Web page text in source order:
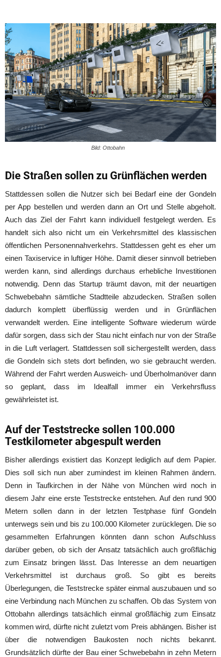
Bild: Ottobahn
Die Straßen sollen zu Grünflächen werden
Stattdessen sollen die Nutzer sich bei Bedarf eine der Gondeln
per App bestellen und werden dann an Ort und Stelle abgeholt.
Auch das Ziel der Fahrt kann individuell festgelegt werden. Es
handelt sich also nicht um ein Verkehrsmittel des klassischen
öffentlichen Personennahverkehrs. Stattdessen geht es eher um
einen Taxiservice in luftiger Höhe. Damit dieser sinnvoll betrieben
werden kann, sind allerdings durchaus erhebliche Investitionen
notwendig. Denn das Startup träumt davon, mit der neuartigen
Schwebebahn sämtliche Stadtteile abzudecken. Straßen sollen
dadurch komplett überflüssig werden und in Grünflächen
verwandelt werden. Eine intelligente Software wiederum würde
dafür sorgen, dass sich der Stau nicht einfach nur von der Straße
in die Luft verlagert. Stattdessen soll sichergestellt werden, dass
die Gondeln sich stets dort befinden, wo sie gebraucht werden.
Während der Fahrt werden Ausweich- und Überholmanöver dann
so geplant, dass im Idealfall immer ein Verkehrsfluss
gewährleistet ist.
Auf der Teststrecke sollen 100.000
Testkilometer abgespult werden
Bisher allerdings existiert das Konzept lediglich auf dem Papier.
Dies soll sich nun aber zumindest im kleinen Rahmen ändern.
Denn in Taufkirchen in der Nähe von München wird noch in
diesem Jahr eine erste Teststrecke entstehen. Auf den rund 900
Metern sollen dann in der letzten Testphase fünf Gondeln
unterwegs sein und bis zu 100.000 Kilometer zurücklegen. Die so
gesammelten Erfahrungen könnten dann schon Aufschluss
darüber geben, ob sich der Ansatz tatsächlich auch großflächig
zum Einsatz bringen lässt. Das Interesse an dem neuartigen
Verkehrsmittel ist durchaus groß. So gibt es bereits
Überlegungen, die Teststrecke später einmal auszubauen und so
eine Verbindung nach München zu schaffen. Ob das System von
Ottobahn allerdings tatsächlich einmal großflächig zum Einsatz
kommen wird, dürfte nicht zuletzt vom Preis abhängen. Bisher ist
über die notwendigen Baukosten noch nichts bekannt.
Grundsätzlich dürfte der Bau einer Schwebebahn in zehn Metern